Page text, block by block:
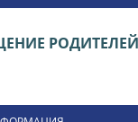
РОДИТЕЛЕЙ